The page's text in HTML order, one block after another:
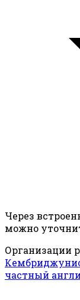
Через
можно
Организации
частный